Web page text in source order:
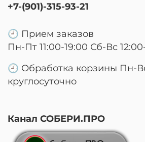
+7-(901)-315-93-21
🕘 Прием заказов
Пн-Пт 11:00-19:00 Сб-Вс
🕘 Обработка корзины Пн-
круглосуточно
Канал СОБЕРИ.ПРО